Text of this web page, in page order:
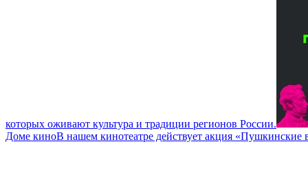
которых оживают культура и традиции регионов России.
Доме киноВ нашем кинотеатре действует акция